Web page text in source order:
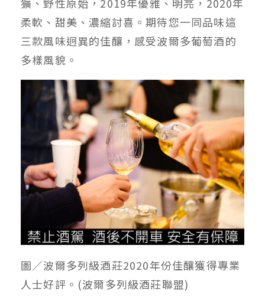
柔軟、甜美、濃縮討喜。期待您一同品味這
三款風味迥異的佳釀，感受波爾多葡萄酒的
多樣風貌。
圖／波爾多列級酒莊2020年份佳釀獲得專業
人士好評。(波爾多列級酒莊聯盟)